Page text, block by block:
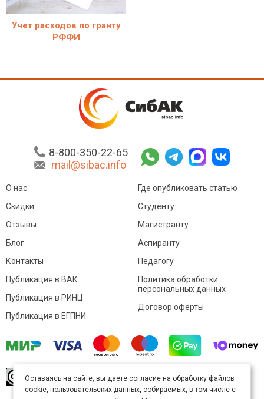
Учет расходов по гранту
РФФИ
8-800-350-22-65
mail@sibac.info
О нас
Скидки
Отзывы
Блог
Контакты
Где опубликовать статью
Студенту
Магистранту
Аспиранту
Педагогу
Публикация в ВАК
Публикация в РИНЦ
Публикация в ЕГПНИ
Политика обработки
персональных данных
Договор оферты
произведение доступно полицензии Creative
Commons «Attribution» («Атрибуция») 4.0
Оставаясь на сайте, вы даете согласие на обработку файлов
cookie, пользовательских данных, собираемых, в том числе с